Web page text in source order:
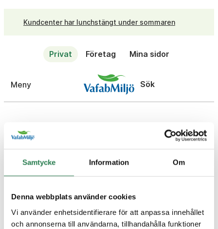
Samtycke Information Om
Denna webbplats använder cookies
Vi använder enhetsidentifierare för att anpassa innehållet
och annonserna till användarna, tillhandahålla funktioner
Kundcenter har lunchstängt under sommaren
Privat Företag Mina sidor
Meny Sök
Avfall A-ÖPå återbruketPå återvinningsstation
{{KEY}}